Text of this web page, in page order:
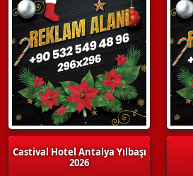
Castival Hotel Antalya Yılbaşı
2026